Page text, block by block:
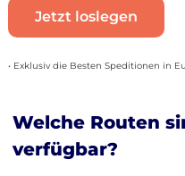
Jetzt loslegen
• Exklusiv die Besten Speditionen in
Welche Routen
verfügbar?